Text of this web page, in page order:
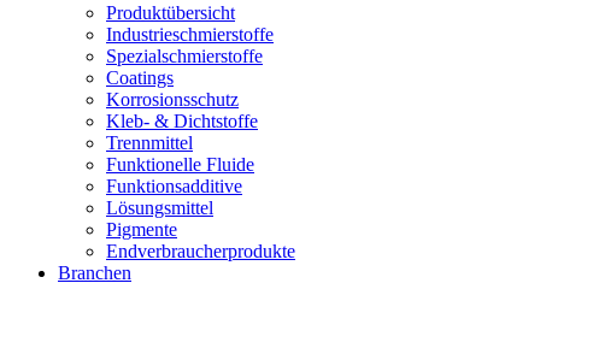
Produktübersicht
Industrieschmierstoffe
Spezialschmierstoffe
Coatings
Korrosionsschutz
Kleb- & Dichtstoffe
Trennmittel
Funktionelle Fluide
Funktionsadditive
Lösungsmittel
Pigmente
Endverbraucherprodukte
Branchen